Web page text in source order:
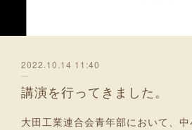
2022.10.14 11:40
講演を行ってきました。
大田工業連合会青年部において、